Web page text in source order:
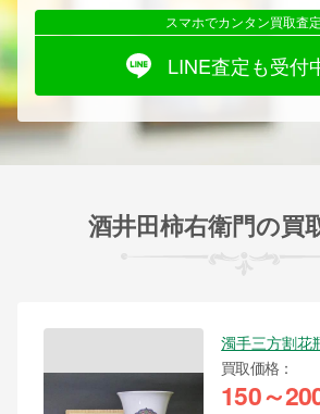
スマホでカンタン買取査定
LINE査定も受付
酒井田柿右衛門の買
濁手三方割花
買取価格
150～